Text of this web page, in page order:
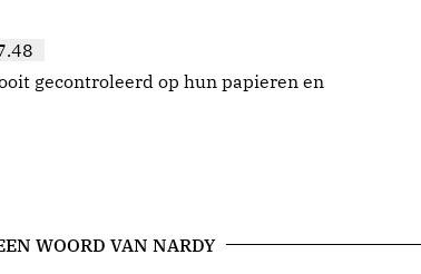
gecontroleerd op hun papieren en
WOORD VAN NARDY